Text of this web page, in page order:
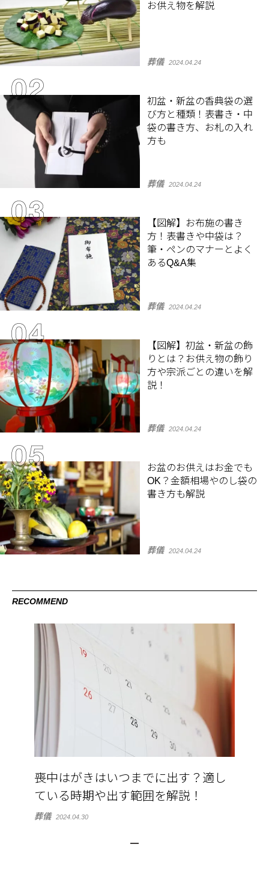
お供え物を解説
葬儀 2024.04.24
初盆・新盆の香典袋の選
び方と種類！表書き・中
袋の書き方、お札の入れ
方も
葬儀 2024.04.24
【図解】お布施の書き
方！表書きや中袋は？
筆・ペンのマナーとよく
あるQ&A集
葬儀 2024.04.24
【図解】初盆・新盆の飾
りとは？お供え物の飾り
方や宗派ごとの違いを解
説！
葬儀 2024.04.24
お盆のお供えはお金でも
OK？金額相場やのし袋の
書き方も解説
葬儀 2024.04.24
RECOMMEND
喪中はがきはいつまでに出す？適し
ている時期や出す範囲を解説！
葬儀 2024.04.30